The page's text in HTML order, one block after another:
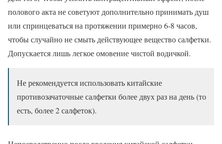
полового акта не советуют дополнительно принимать душ
или спринцеваться на протяжении примерно 6-8 часов,
чтобы случайно не смыть действующее вещество салфетки.
Допускается лишь легкое омовение чистой водичкой.
Не рекомендуется использовать китайские
противозачаточные салфетки более двух раз на день (то
есть, более 2 салфеток).